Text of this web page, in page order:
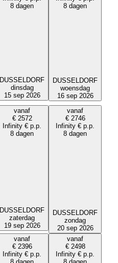
8 dagen
DUSSELDORF
dinsdag
15 sep 2026
8 dagen
DUSSELDORF
woensdag
16 sep 2026
vanaf
€ 2572
Infinity € p.p.
8 dagen
DUSSELDORF
zaterdag
19 sep 2026
vanaf
€ 2746
Infinity € p.p.
8 dagen
DUSSELDORF
zondag
20 sep 2026
vanaf
€ 2396
Infinity € p.p.
vanaf
€ 2498
Infinity € p.p.